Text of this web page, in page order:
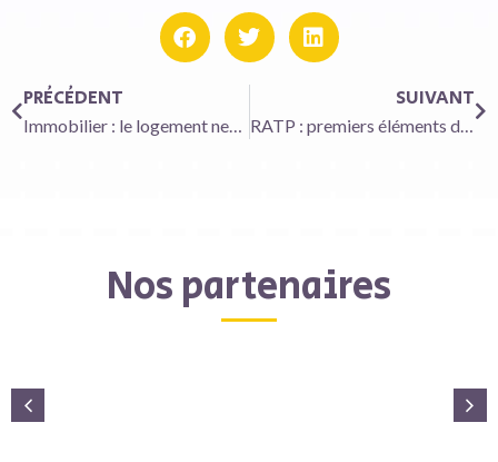
PRÉCÉDENT
Immobilier : le logement neuf engagé dans une spirale inflationniste
SUIVANT
RATP : premiers éléments d’enquête sur les incendies de bus électriques
Nos partenaires